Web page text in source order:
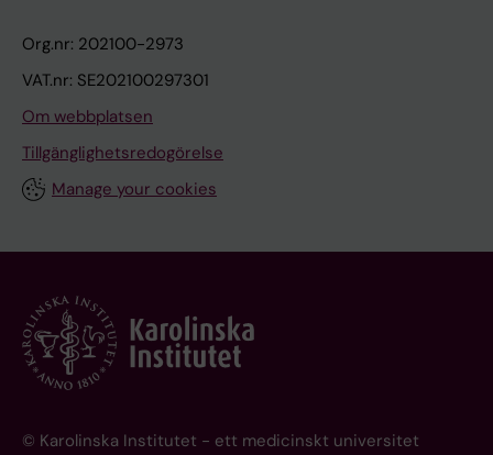
Org.nr: 202100-2973
VAT.nr: SE202100297301
Om webbplatsen
Tillgänglighetsredogörelse
Manage your cookies
© Karolinska Institutet - ett medicinskt universitet